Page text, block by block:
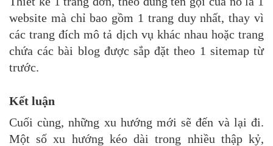
website mà chỉ bao gồm 1 trang duy nhất, thay vì
các trang đích mô tả dịch vụ khác nhau hoặc trang
chứa các bài blog được sắp đặt theo 1 sitemap từ
trước.
Kết luận
Cuối cùng, những xu hướng mới sẽ đến và lại đi.
Một số xu hướng kéo dài trong nhiều thập kỷ,